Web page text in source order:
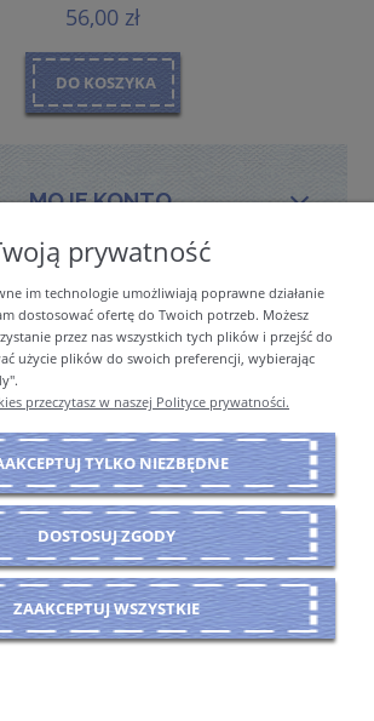
56,00 zł
DO KOSZYKA
MOJE KONTO
I DOSTAWA
INFORMACJE
O NAS
PEŁNĄ WERSJĘ STRONY
internetowy Shoper Premium
prywatność
im technologie umożliwiają poprawne działanie
dostosować ofertę do Twoich potrzeb. Możesz
przez nas wszystkich tych plików i przejść do
użycie plików do swoich preferencji, wybierając
przeczytasz w naszej Polityce prywatności.
TYLKO NIEZBĘDNE
DOSTOSUJ ZGODY
ZAAKCEPTUJ WSZYSTKIE